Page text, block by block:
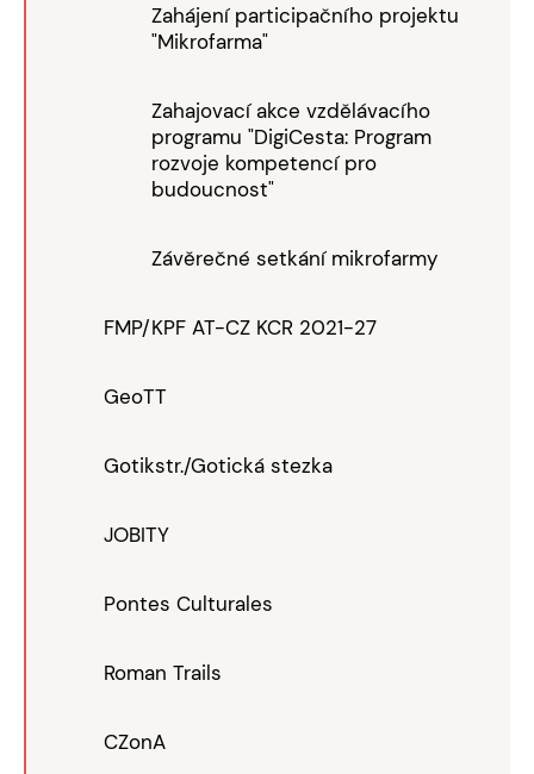
Zahájení participačního projektu
"Mikrofarma"
Zahajovací akce vzdělávacího
programu "DigiCesta: Program
rozvoje kompetencí pro
budoucnost"
Závěrečné setkání mikrofarmy
FMP/KPF AT-CZ KCR 2021-27
GeoTT
Gotikstr./Gotická stezka
JOBITY
Pontes Culturales
Roman Trails
CZonA